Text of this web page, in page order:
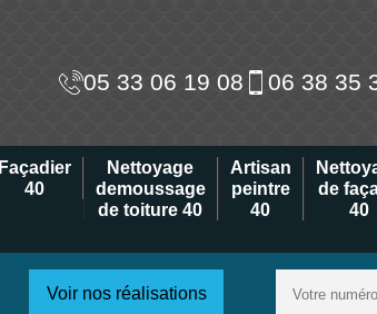
05 33 06 19 08 06 38 35
Façadier
40
Nettoyage
demoussage
de toiture 40
Artisan
peintre
40
de
40
Voir nos réalisations